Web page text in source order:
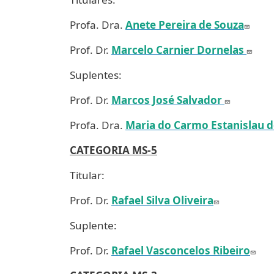
Profa. Dra. Anete Pereira de Souza
Prof. Dr. Marcelo Carnier Dornelas
Suplentes:
Prof. Dr. Marcos José Salvador
Profa. Dra. Maria do Carmo Estanislau
CATEGORIA MS-5
Titular:
Prof. Dr. Rafael Silva Oliveira
Suplente:
Prof. Dr. Rafael Vasconcelos Ribeiro